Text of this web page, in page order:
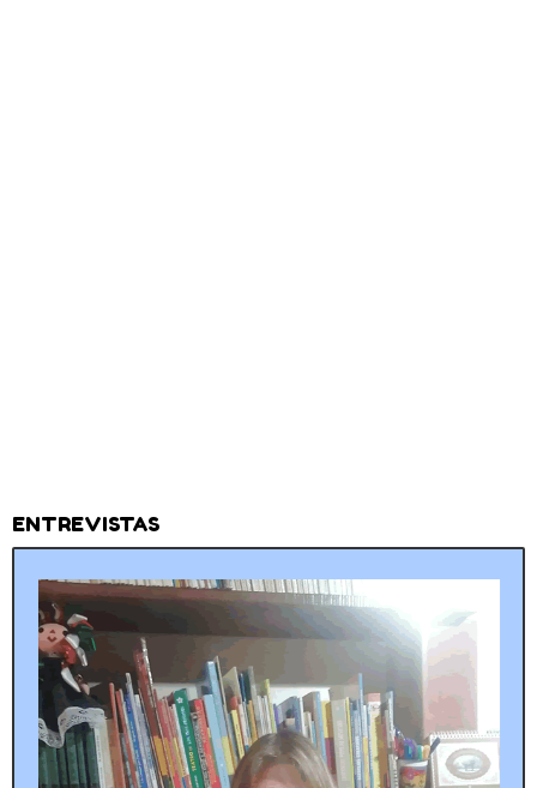
ENTREVISTAS